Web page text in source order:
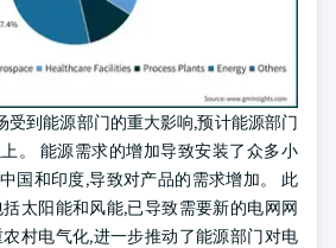
受到能源部门的重大影响,预计能源部门
。 能源需求的增加导致安装了众多小
国和印度,导致对产品的需求增加。 此
太阳能和风能,已导致需要新的电网网
村电气化,进一步推动了能源部门对电